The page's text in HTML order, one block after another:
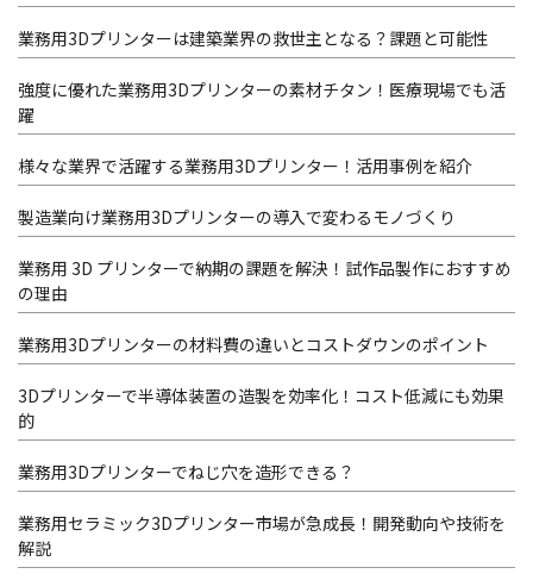
業務用3Dプリンターは建築業界の救世主となる？課題と可能性
強度に優れた業務用3Dプリンターの素材チタン！医療現場でも活
躍
様々な業界で活躍する業務用3Dプリンター！活用事例を紹介
製造業向け業務用3Dプリンターの導入で変わるモノづくり
業務用 3D プリンターで納期の課題を解決！試作品製作におすすめ
の理由
業務用3Dプリンターの材料費の違いとコストダウンのポイント
3Dプリンターで半導体装置の造製を効率化！コスト低減にも効果
的
業務用3Dプリンターでねじ穴を造形できる？
業務用セラミック3Dプリンター市場が急成長！開発動向や技術を
解説